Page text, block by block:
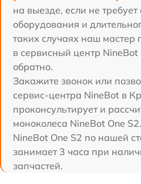
на выезде, если не
оборудования и
таких случаях наш мастер
в сервисный центр
обратно.
Закажите звонок или
сервис-центра NineBot в
проконсультирует и
моноколеса NineBot One
NineBot One S2 по нашей
занимает 3 часа при
запчастей.